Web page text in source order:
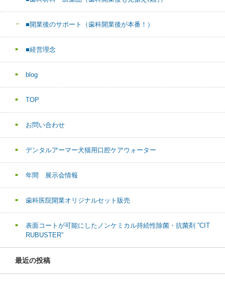
■開業後のサポート（歯科開業後が本番！）
■経営理念
blog
TOP
お問い合わせ
デンタルアーマー犬猫用口腔ケアウォーター
年間 展示会情報
歯科医院開業オリジナルセット販売
表面コートが可能にしたノンケミカル持続性除菌・抗菌剤 ”CIT
RUBUSTER”
最近の投稿